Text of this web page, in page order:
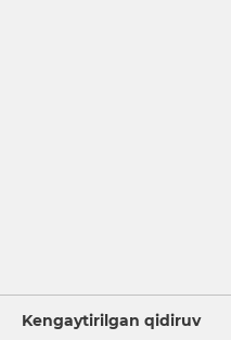
Kengaytirilgan qidiruv